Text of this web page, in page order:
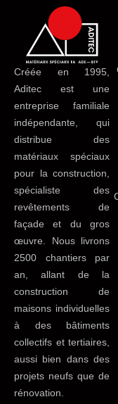
Créée en 1995,
Aditec est une
entreprise familiale
indépendante, qui
distribue des
matériaux spéciaux
pour la construction,
spécialiste des
revêtements de
façade et du gros
œuvre. Nous livrons
2500 chantiers par
an, allant de la
construction de
maisons individuelles
à des bâtiments
collectifs et tertiaires,
aussi bien dans des
projets neufs que de